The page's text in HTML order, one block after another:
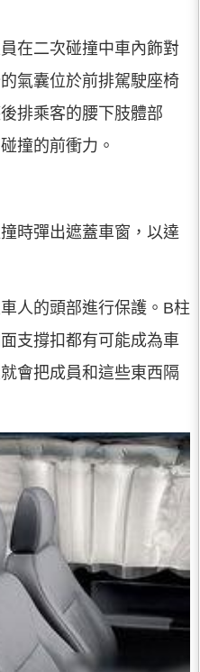
在二次碰撞中車內飾對
氣囊位於前排駕駛座椅
排乘客的腰下肢體部
撞的前衝力。
時彈出遮蓋車窗，以達
人的頭部進行保護。B柱
支撐扣都有可能成為車
會把成員和這些東西隔